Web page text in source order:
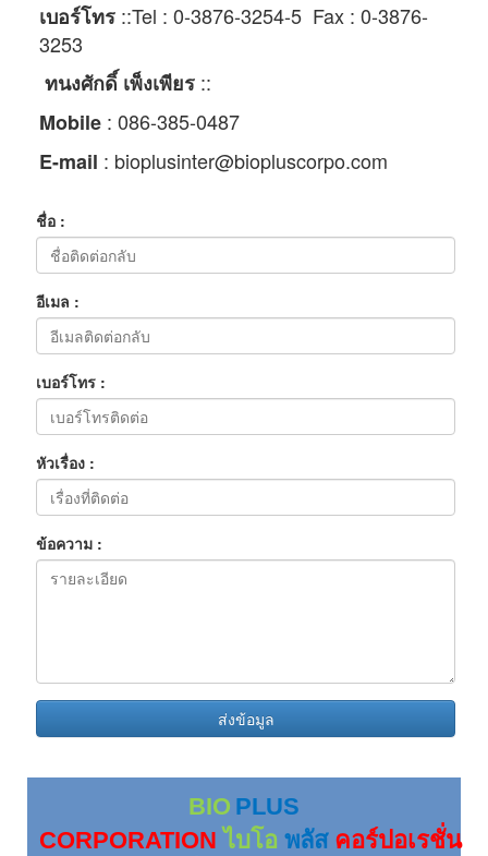
เบอร์โทร ::Tel : 0-3876-3254-5 Fax : 0-3876-
3253
ทนงศักดิ์ เพ็งเพียร ::
Mobile : 086-385-0487
E-mail : bioplusinter@biopluscorpo.com
ชื่อ :
อีเมล :
เบอร์โทร :
หัวเรื่อง :
ข้อความ :
ส่งข้อมูล
BIO PLUS
CORPORATION ไบโอ พลัส คอร์ปอเรชั่น